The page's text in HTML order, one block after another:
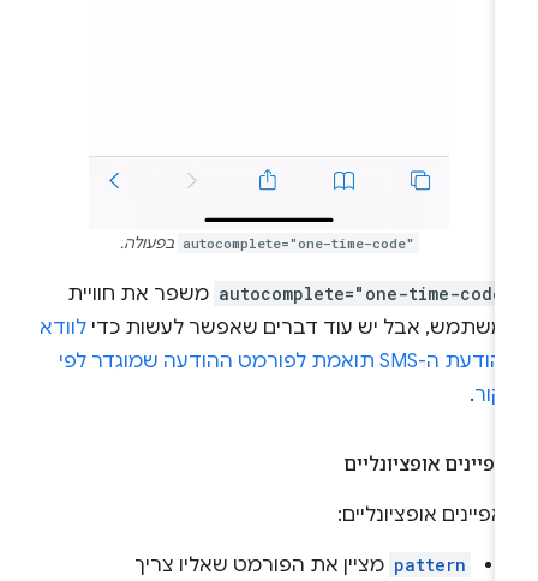
autocomplete="one-time-code" בפעולה.
autocomplete="one-time- משפר את חוויית
אבל יש עוד דברים שאפשר לעשות כדילוודא
שהודעת ה-SMS תואמת לפורמט ההודעה שמוגדר לפי
אופציונליים
אופציונליים:
pattern מציין את הפורמט שאליו צריך